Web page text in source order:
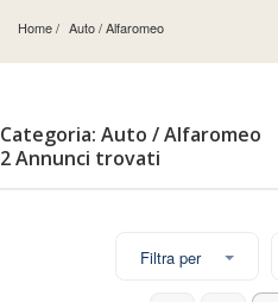
Home Auto / Alfaromeo
Categoria: Auto / Alfaromeo
2 Annunci trovati
Filtra per